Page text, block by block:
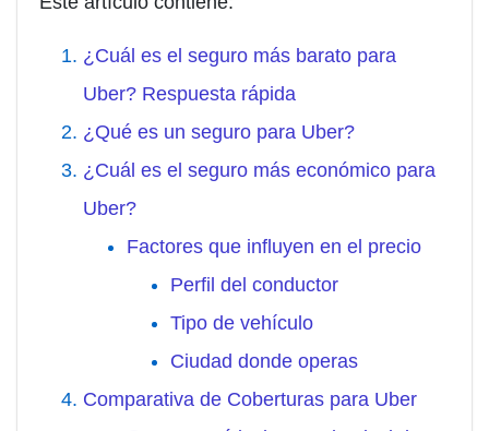
¿Cuál es el seguro más barato para
Uber? Respuesta rápida
¿Qué es un seguro para Uber?
¿Cuál es el seguro más económico para
Uber?
Factores que influyen en el precio
Perfil del conductor
Tipo de vehículo
Ciudad donde operas
Comparativa de Coberturas para Uber